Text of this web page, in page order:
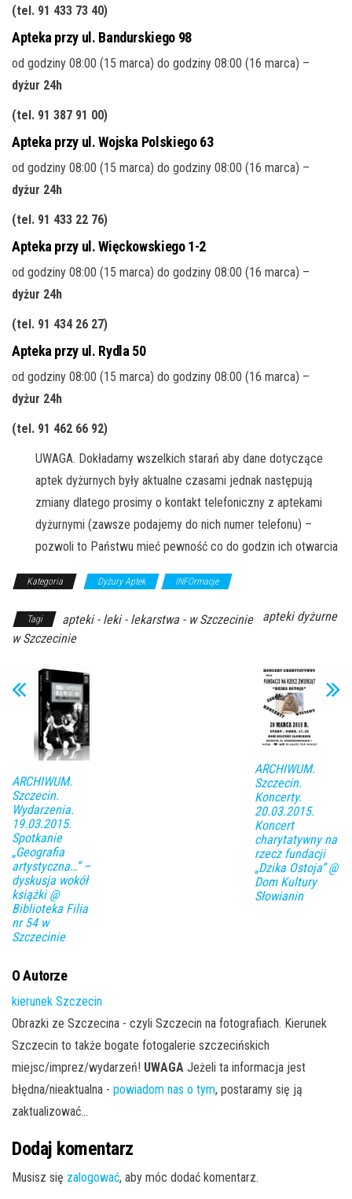
(tel. 91 433 73 40)
Apteka przy ul. Bandurskiego 98
od godziny 08:00 (15 marca) do godziny 08:00 (16 marca) –
dyżur 24h
(tel. 91 387 91 00)
Apteka przy ul. Wojska Polskiego 63
od godziny 08:00 (15 marca) do godziny 08:00 (16 marca) –
dyżur 24h
(tel. 91 433 22 76)
Apteka przy ul. Więckowskiego 1-2
od godziny 08:00 (15 marca) do godziny 08:00 (16 marca) –
dyżur 24h
(tel. 91 434 26 27)
Apteka przy ul. Rydla 50
od godziny 08:00 (15 marca) do godziny 08:00 (16 marca) –
dyżur 24h
(tel. 91 462 66 92)
UWAGA. Dokładamy wszelkich starań aby dane dotyczące
aptek dyżurnych były aktualne czasami jednak następują
zmiany dlatego prosimy o kontakt telefoniczny z aptekami
dyżurnymi (zawsze podajemy do nich numer telefonu) –
pozwoli to Państwu mieć pewność co do godzin ich otwarcia
Kategoria Dyżury Aptek INFOrmacje
Tagi apteki - leki - lekarstwa - w Szczecinie
apteki dyżurne
w Szczecinie
ARCHIWUM.
Szczecin.
Wydarzenia.
19.03.2015.
Spotkanie
„Geografia
artystyczna…” –
dyskusja wokół
książki @
Biblioteka Filia
nr 54 w
Szczecinie
ARCHIWUM.
Szczecin.
Koncerty.
20.03.2015.
Koncert
charytatywny na
rzecz fundacji
„Dzika Ostoja” @
Dom Kultury
Słowianin
O Autorze
kierunek Szczecin
Obrazki ze Szczecina - czyli Szczecin na fotografiach. Kierunek
Szczecin to także bogate fotogalerie szczecińskich
miejsc/imprez/wydarzeń! UWAGA Jeżeli ta informacja jest
błędna/nieaktualna - powiadom nas o tym, postaramy się ją
zaktualizować...
Dodaj komentarz
Musisz się zalogować, aby móc dodać komentarz.